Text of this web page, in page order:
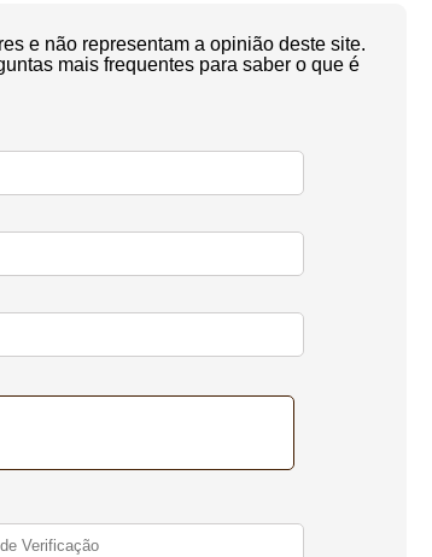
e não representam a opinião deste site.
mais frequentes para saber o que é